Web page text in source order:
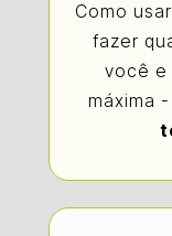
Como
fazer
você e
máxima -